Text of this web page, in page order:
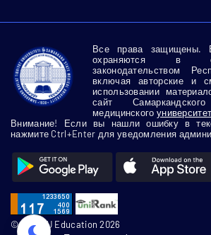
Все права защищены.
охраняются в
законодательством
включая авторские и
использовании
сайт Самаркандского
медицинского
Внимание! Если вы нашли ошибку в
нажмите Ctrl+Enter для уведомления
© SamMU Education 2026